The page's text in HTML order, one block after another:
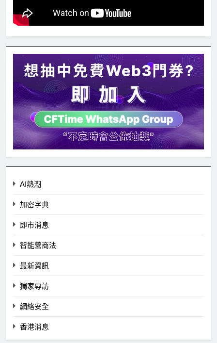
AI熱潮
加密字典
即市消息
智能營商法
最新資訊
獨家專訪
網絡安全
香港消息